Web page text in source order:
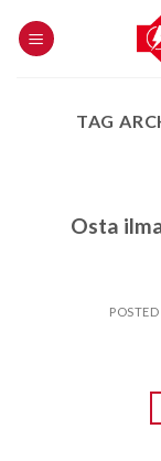
TAG
Osta